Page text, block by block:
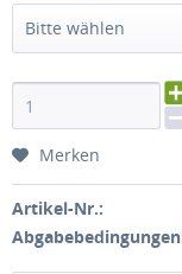
Bitte wählen
Merken
Artikel-Nr.: